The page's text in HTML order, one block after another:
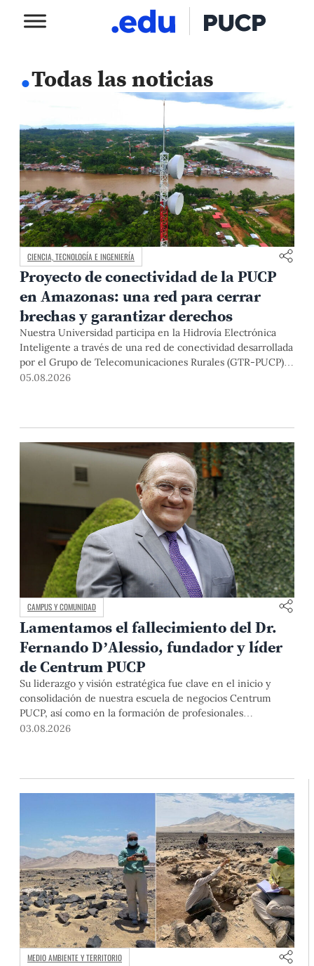
.Todas las noticias
CIENCIA, TECNOLOGÍA E INGENIERÍA
Proyecto de conectividad de la PUCP
en Amazonas: una red para cerrar
brechas y garantizar derechos
Nuestra Universidad participa en la Hidrovía Electrónica
Inteligente a través de una red de conectividad desarrollada
por el Grupo de Telecomunicaciones Rurales (GTR-PUCP)
desde el 2018. En esta nota repasamos cómo ha sido el
05.08.2026
CAMPUS Y COMUNIDAD
Lamentamos el fallecimiento del Dr.
Fernando D’Alessio, fundador y líder
de Centrum PUCP
Su liderazgo y visión estratégica fue clave en el inicio y
consolidación de nuestra escuela de negocios Centrum
PUCP, así como en la formación de profesionales
empresariales comprometidos con el país. Por todo ello,
03.08.2026
MEDIO AMBIENTE Y TERRITORIO